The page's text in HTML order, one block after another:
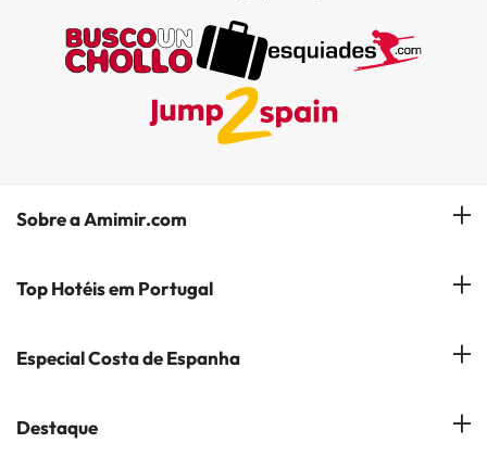
Sobre a Amimir.com
Quem somos?
Subscreva a nossa Newsletter
Top Hotéis em Portugal
Hóteis em Lisboa
Hotéis em Coimbra
Especial Costa de Espanha
Costa del Sol
Destaque